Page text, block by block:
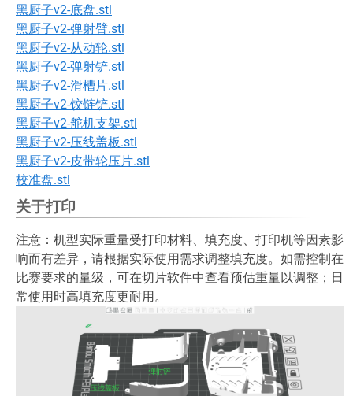
黑厨子v2-底盘.stl
黑厨子v2-弹射臂.stl
黑厨子v2-从动轮.stl
黑厨子v2-弹射铲.stl
黑厨子v2-滑槽片.stl
黑厨子v2-铰链铲.stl
黑厨子v2-舵机支架.stl
黑厨子v2-压线盖板.stl
黑厨子v2-皮带轮压片.stl
校准盘.stl
关于打印
注意：机型实际重量受打印材料、填充度、打印机等因素影
响而有差异，请根据实际使用需求调整填充度。如需控制在
比赛要求的量级，可在切片软件中查看预估重量以调整；日
常使用时高填充度更耐用。